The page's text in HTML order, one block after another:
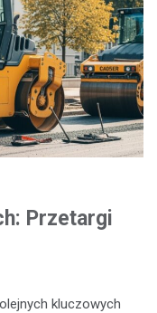
Przetargi
kluczowych